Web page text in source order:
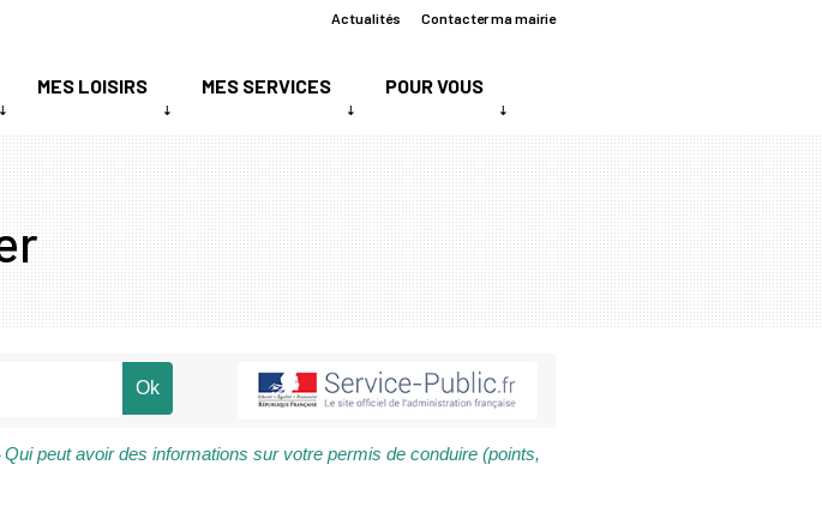
Actualités Contacter ma mairie
MES LOISIRS MES SERVICES POUR VOUS
Qui peut avoir des informations sur votre permis de conduire (points,